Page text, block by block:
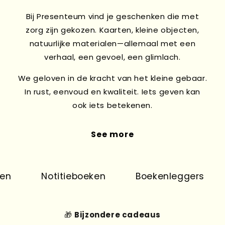
Bij Presenteum vind je geschenken die met
zorg zijn gekozen. Kaarten, kleine objecten,
natuurlijke materialen—allemaal met een
verhaal, een gevoel, een glimlach.
We geloven in de kracht van het kleine gebaar.
In rust, eenvoud en kwaliteit. Iets geven kan
ook iets betekenen.
See more
Notitieboeken Boekenleggers
🎁 Bijzondere cadeaus